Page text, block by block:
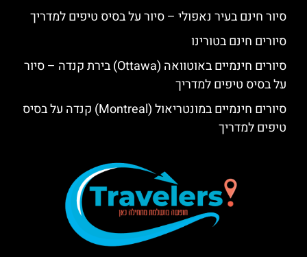
סיור חינם בעיר נאפולי – סיור על בסיס טיפים למדריך
סיורים חינם בטורינו
סיורים חינמיים באוטוואה (Ottawa) בירת קנדה – סיור
על בסיס טיפים למדריך
סיורים חינמיים במונטריאול (Montreal) קנדה על בסיס
טיפים למדריך